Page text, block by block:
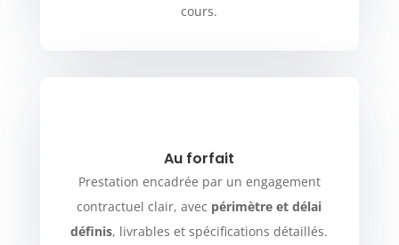
cours.
Au forfait
Prestation encadrée par un engagement
contractuel clair, avec périmètre et délai
définis, livrables et spécifications détaillés.